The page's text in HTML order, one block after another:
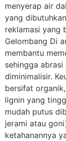
menyerap air
yang
reklamasi yang
Gelombang Di
membantu
sehingga
diminimalisir.
bersifat
lignin yang
mudah putus
jerami atau
ketahanannya